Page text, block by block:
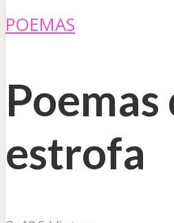
POEMAS
Poemas
estrofa